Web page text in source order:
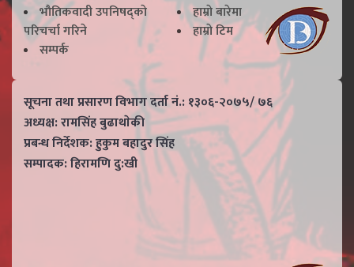
भाैतिकवादी उपनिषद्काे
परिचर्चा गरिने
हाम्राे बारेमा
हाम्राे टिम
सम्पर्क
सूचना तथा प्रसारण विभाग दर्ता नं.: १३०६-२०७५/ ७६
अध्यक्ष: रामसिंह बुढाथाेकी
प्रबन्ध निर्देशक: हुकुम बहादुर सिंह
सम्पादक: हिरामणि दु:खी